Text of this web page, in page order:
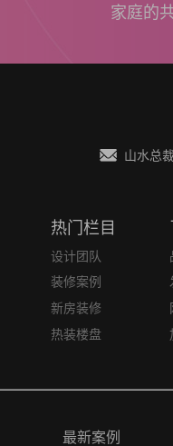
家庭的
山水总裁
热门栏目
设计团队
装修案例
新房装修
热装楼盘
最新案例